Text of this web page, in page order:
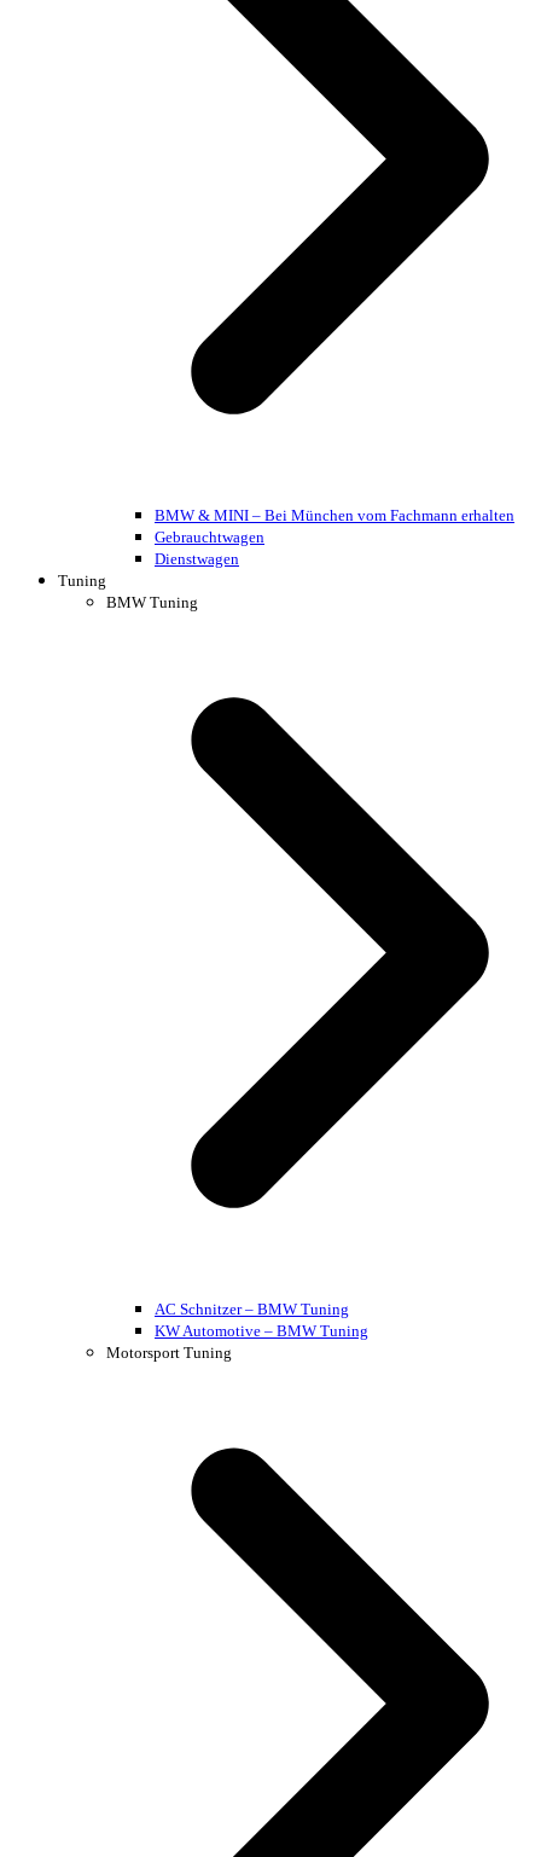
BMW & MINI – Bei München vom Fachmann erhalten
Gebrauchtwagen
Dienstwagen
Tuning
BMW Tuning
AC Schnitzer – BMW Tuning
KW Automotive – BMW Tuning
Motorsport Tuning